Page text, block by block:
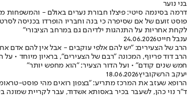
בני נוער
דרמה בסינמה סיטי: פיצלו חבורת נערים באולם - והמשפחות
פוסט זועם של אם שסיפרה כי בנה וחבריו הופרדו בכניסה
לקחת אחריות על התנהגות ילדיהם גם במרחב הציבורי"
ענבל חייט24.06.2026
הרב של הצעירים: "יש להם אלפי עוקבים - אבל אין להם אדם
הרב דוד פריוף, המכונה "רבם של הצעירים", בראיון מיוחד •
חמש שנים קודם" • ועל הדור הצעיר: "הוא מחפש יותר"
יעקב הרשקוביץ18.06.2026
הרופא שעזב את המרכז מתריע: "בצפון רואים מהי פוסט-
ד"ר נוי כהן, לשעבר בכיר באסותא אשדוד, עבר לקריית שמונה